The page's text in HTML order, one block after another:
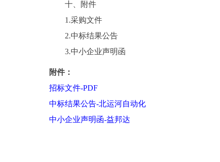
十、附件
1.采购文件
2.中标结果公告
3.中小企业声明函
附件：
招标文件-PDF
中标结果公告-北运河自动化
中小企业声明函-益邦达